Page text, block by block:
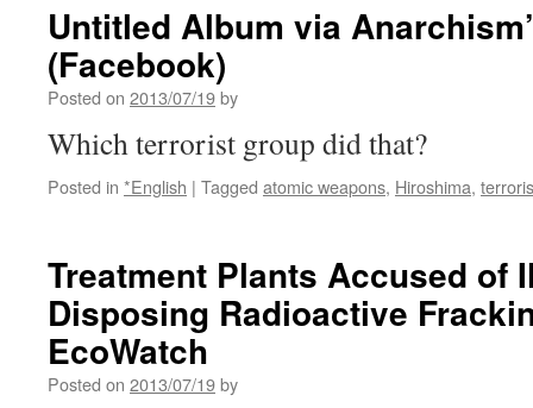
Untitled Album via
(Facebook)
Posted on 2013/07/19by
Which terrorist group did that?
Posted in *English | Tagged atomic weapons, Hiroshima,
Treatment Plants Accused of
Disposing Radioactive
EcoWatch
Posted on 2013/07/19by